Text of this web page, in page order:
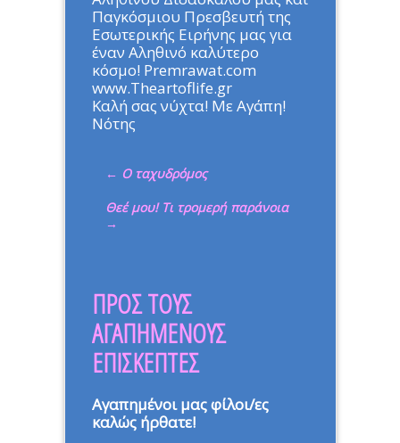
Παγκόσμιου Πρεσβευτή της
Εσωτερικής Ειρήνης μας για
έναν Αληθινό καλύτερο
κόσμο! Premrawat.com
www.Theartoflife.gr
Καλή σας νύχτα! Με Αγάπη!
Νότης
← Ο ταχυδρόμος
Θεέ μου! Τι τρομερή παράνοια
→
ΠΡΟΣ ΤΟΥΣ
ΑΓΑΠΗΜΕΝΟΥΣ
ΕΠΙΣΚΕΠΤΕΣ
Αγαπημένοι μας φίλοι/ες
καλώς ήρθατε!